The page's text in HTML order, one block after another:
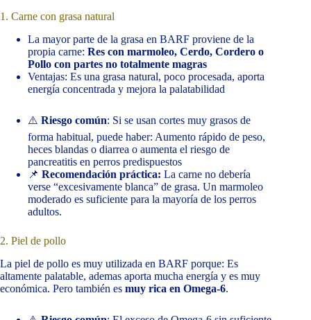
1. Carne con grasa natural
La mayor parte de la grasa en BARF proviene de la
propia carne: Res con marmoleo, Cerdo, Cordero o
Pollo con partes no totalmente magras
Ventajas: Es una grasa natural, poco procesada, aporta
energía concentrada y mejora la palatabilidad
⚠️ Riesgo común: Si se usan cortes muy grasos de
forma habitual, puede haber: Aumento rápido de peso,
heces blandas o diarrea o aumenta el riesgo de
pancreatitis en perros predispuestos
📌 Recomendación práctica: La carne no debería
verse “excesivamente blanca” de grasa. Un marmoleo
moderado es suficiente para la mayoría de los perros
adultos.
2. Piel de pollo
La piel de pollo es muy utilizada en BARF porque: Es
altamente palatable, ademas aporta mucha energía y es muy
económica. Pero también es muy rica en Omega-6.